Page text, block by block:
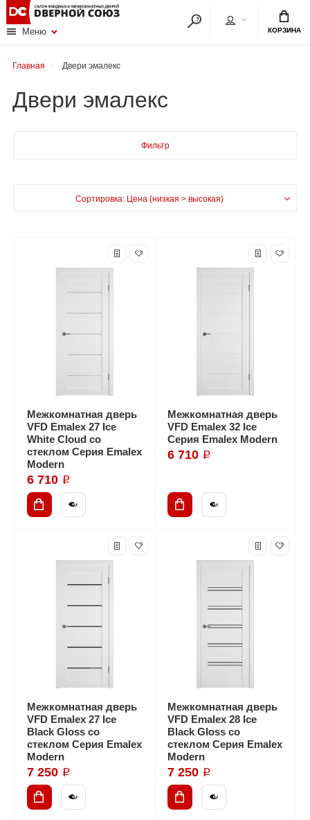
Меню КОРЗИНА
Главная Двери эмалекс
Двери эмалекс
Фильтр
Сортировка: Цена (низкая > высокая)
Межкомнатная дверь
VFD Emalex 27 Ice
White Cloud со
стеклом Серия Emalex
Modern
6 710 ₽
Межкомнатная дверь
VFD Emalex 32 Ice
Серия Emalex Modern
6 710 ₽
Межкомнатная дверь
VFD Emalex 27 Ice
Black Gloss со
стеклом Серия Emalex
Modern
7 250 ₽
Межкомнатная дверь
VFD Emalex 28 Ice
Black Gloss со
стеклом Серия Emalex
Modern
7 250 ₽